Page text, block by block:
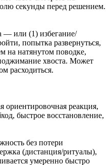
секунды перед решением.
— или (1) избегание/
попытка развернуться,
на натянутом поводке,
хвоста. Может
расходиться.
ориентировочная реакция,
быстрое восстановление,
без потери
(дистанция/ритуалы),
умеренно быстро